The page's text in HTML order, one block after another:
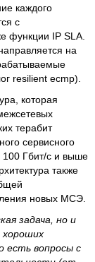
каждого
с
функции IP SLA.
на
resilient ecmp).
которая
терабит
сервисного
100 Гбит/с и выше
также
новых МСЭ.
задача, но и
хороших
есть вопросы с